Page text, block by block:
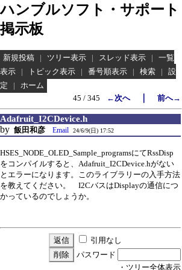
ハンブルソフト・サポート
掲示板
新規投稿 | ツリー表示 | スレッド表示 |
一覧
表示
| トピック表示 | 番号順表示 | 検索 |
設
定
|
ホーム
45 / 345
←次へ｜ 前へ→
Adafruit_I2CDevice.h
by 飯田和彦 Email 24/6/9(日) 17:52
HSES_NODE_OLED_Sample_programsにてRssDisp
をコンパイルすると、Adafruit_I2CDevice.hがない
とエラーになります。このライブラリーの入手方法
を教えてください。 I2CバスはDisplayの通信につ
かっているのでしょうか。
引用なし
パスワード
・ツリー全体表示